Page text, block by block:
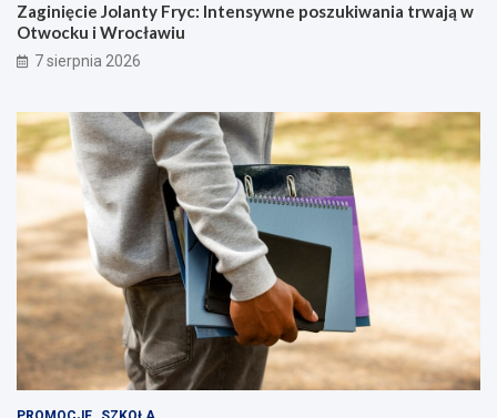
Zaginięcie Jolanty Fryc: Intensywne poszukiwania trwają w
Otwocku i Wrocławiu
7 sierpnia 2026